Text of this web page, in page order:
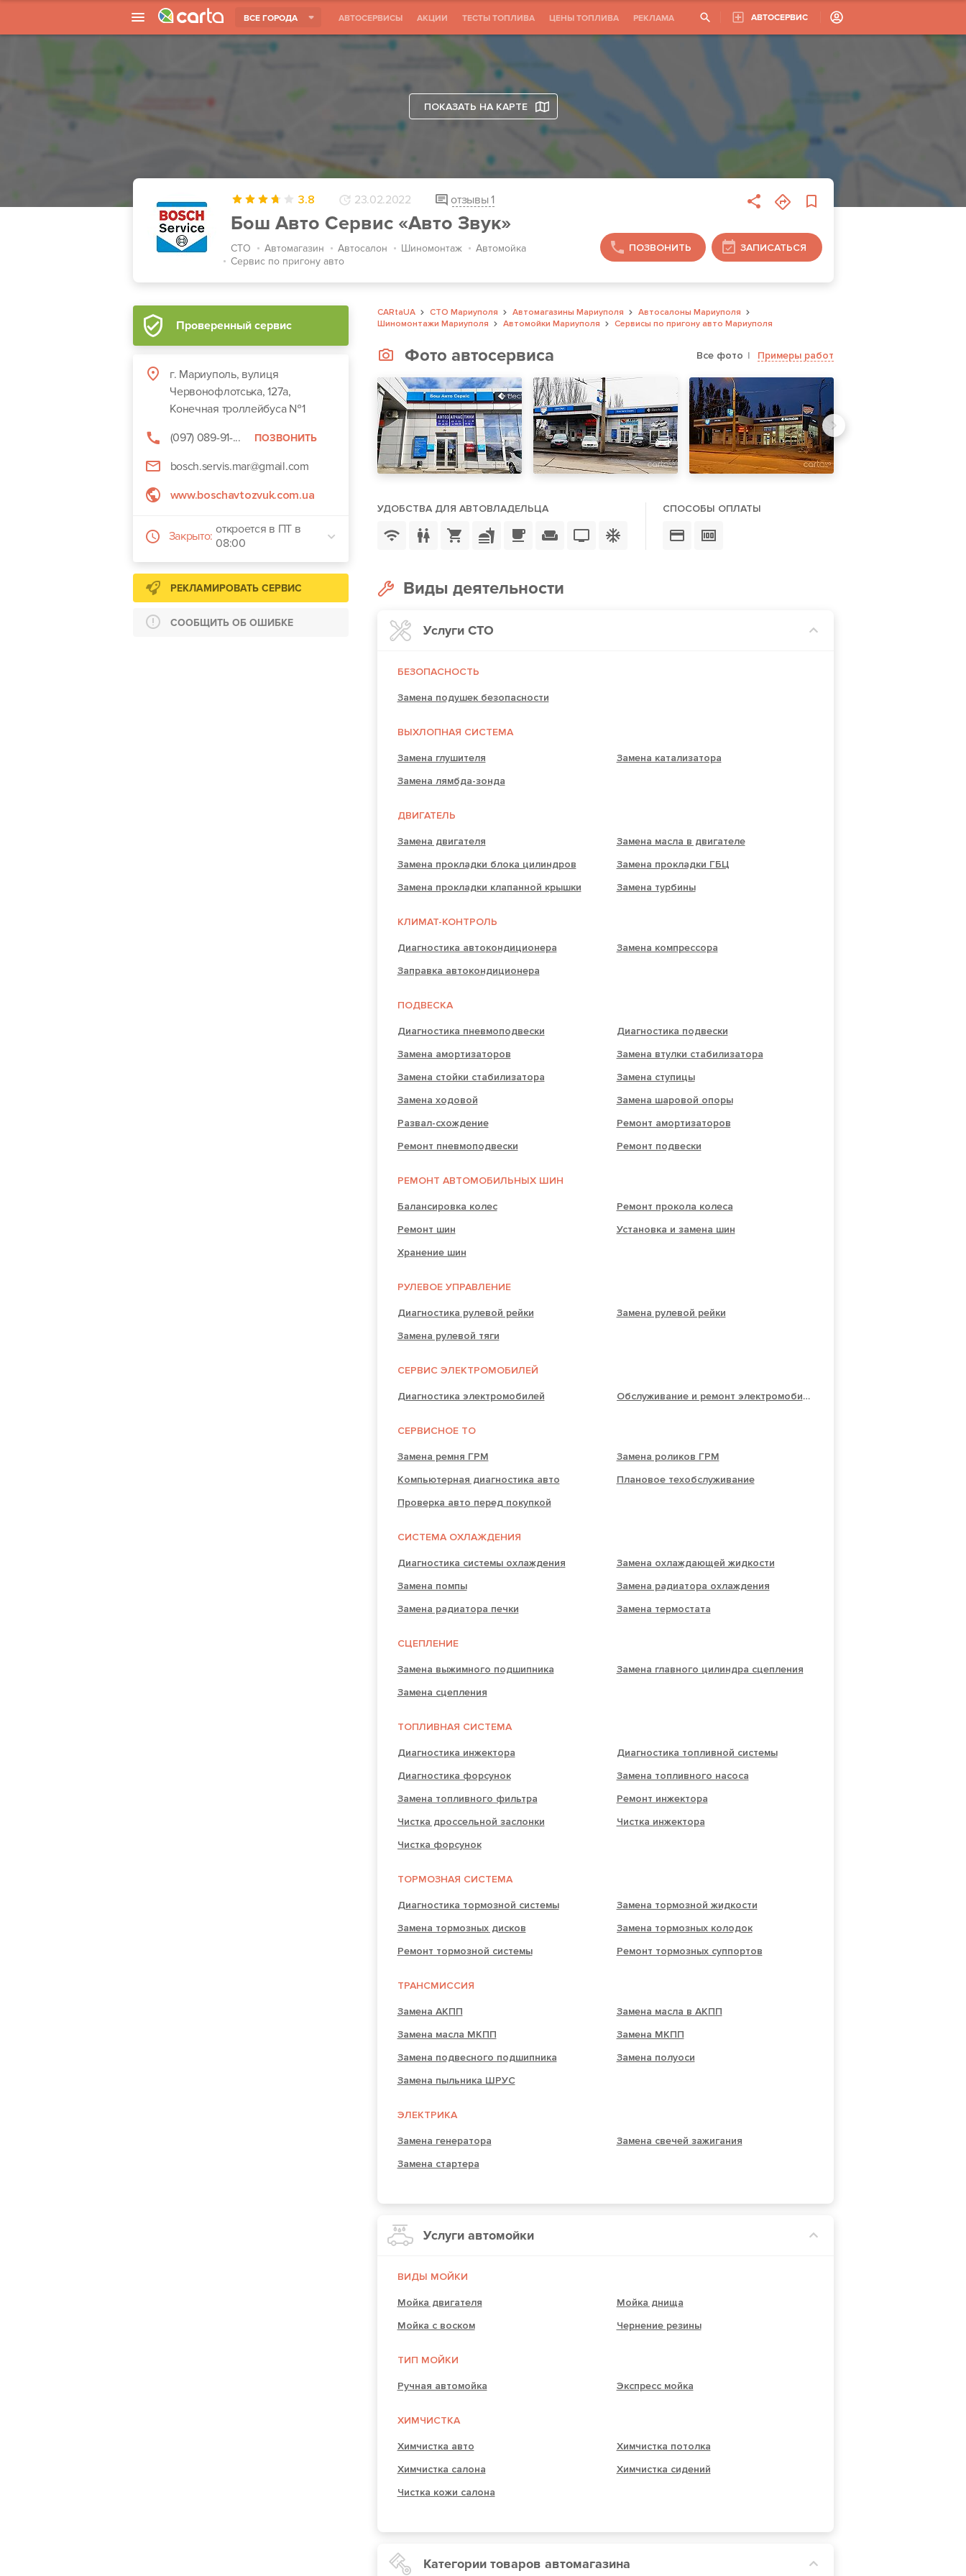
ВСЕ ГОРОДА АВТОСЕРВИСЫ АКЦИИ ТЕСТЫ ТОПЛИВА ЦЕНЫ ТОПЛИВА РЕКЛАМА АВТОСЕРВИС
ПОКАЗАТЬ НА КАРТЕ
3.8 23.02.2022 отзывы 1
Бош Авто Сервис «Авто Звук»
СТО Автомагазин Автосалон Шиномонтаж
Автомойка
Сервис по пригону авто
ПОЗВОНИТЬ ЗАПИСАТЬСЯ
Проверенный сервис
г. Мариуполь, вулиця
Червонофлотська, 127а,
Конечная троллейбуса №1
(097) 089-91-...
ПОЗВОНИТЬ
bosch.servis.mar@gmail.com
www.boschavtozvuk.com.ua
Закрыто: откроется в ПТ в
08:00
РЕКЛАМИРОВАТЬ СЕРВИС
СООБЩИТЬ ОБ ОШИБКЕ
CARtaUA СТО Мариуполя Автомагазины Мариуполя
Автосалоны Мариуполя
Шиномонтажи Мариуполя
Автомойки Мариуполя Сервисы по пригону авто Мариуполя
Фото автосервиса Все фото Примеры работ
УДОБСТВА ДЛЯ АВТОВЛАДЕЛЬЦА СПОСОБЫ ОПЛАТЫ
Виды деятельности
Услуги СТО
БЕЗОПАСНОСТЬ
Замена подушек безопасности
ВЫХЛОПНАЯ СИСТЕМА
Замена глушителя
Замена катализатора
Замена лямбда-зонда
ДВИГАТЕЛЬ
Замена двигателя
Замена масла в двигателе
Замена прокладки блока цилиндров
Замена прокладки ГБЦ
Замена прокладки клапанной крышки
Замена турбины
КЛИМАТ-КОНТРОЛЬ
Диагностика автокондиционера
Замена компрессора
Заправка автокондиционера
ПОДВЕСКА
Диагностика пневмоподвески
Диагностика подвески
Замена амортизаторов
Замена втулки стабилизатора
Замена стойки стабилизатора
Замена ступицы
Замена ходовой
Замена шаровой опоры
Развал-схождение
Ремонт амортизаторов
Ремонт пневмоподвески
Ремонт подвески
РЕМОНТ АВТОМОБИЛЬНЫХ ШИН
Балансировка колес
Ремонт прокола колеса
Ремонт шин
Установка и замена шин
Хранение шин
РУЛЕВОЕ УПРАВЛЕНИЕ
Диагностика рулевой рейки
Замена рулевой рейки
Замена рулевой тяги
СЕРВИС ЭЛЕКТРОМОБИЛЕЙ
Диагностика электромобилей Обслуживание и ремонт электромобилей
СЕРВИСНОЕ ТО
Замена ремня ГРМ
Замена роликов ГРМ
Компьютерная диагностика авто
Плановое техобслуживание
Проверка авто перед покупкой
СИСТЕМА ОХЛАЖДЕНИЯ
Диагностика системы охлаждения
Замена охлаждающей жидкости
Замена помпы
Замена радиатора охлаждения
Замена радиатора печки
Замена термостата
СЦЕПЛЕНИЕ
Замена выжимного подшипника
Замена главного цилиндра сцепления
Замена сцепления
ТОПЛИВНАЯ СИСТЕМА
Диагностика инжектора
Диагностика топливной системы
Диагностика форсунок
Замена топливного насоса
Замена топливного фильтра
Ремонт инжектора
Чистка дроссельной заслонки
Чистка инжектора
Чистка форсунок
ТОРМОЗНАЯ СИСТЕМА
Диагностика тормозной системы
Замена тормозной жидкости
Замена тормозных дисков
Замена тормозных колодок
Ремонт тормозной системы
Ремонт тормозных суппортов
ТРАНСМИССИЯ
Замена АКПП
Замена масла в АКПП
Замена масла МКПП
Замена МКПП
Замена подвесного подшипника
Замена полуоси
Замена пыльника ШРУС
ЭЛЕКТРИКА
Замена генератора
Замена свечей зажигания
Замена стартера
Услуги автомойки
ВИДЫ МОЙКИ
Мойка двигателя
Мойка днища
Мойка с воском
Чернение резины
ТИП МОЙКИ
Ручная автомойка Экспресс мойка
ХИМЧИСТКА
Химчистка авто
Химчистка потолка
Химчистка салона
Химчистка сидений
Чистка кожи салона
Категории товаров автомагазина